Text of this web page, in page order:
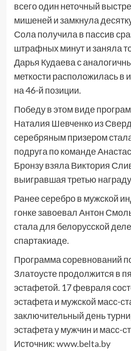
всего один неточный
мишеней и замкнула
Сола получила в пассив
штрафных минут и заняла
Дарья Кудаева с
меткости расположилась в
на 46-й позиции.
Победу в этом виде
Наталия Шевченко из
серебряным призером
подруга по команде
Бронзу взяла Виктория
выигравшая третью награду
Ранее серебро в мужской
гонке завоевал Антон
стала для белорусской
спартакиаде.
Программа соревнований
Златоусте продолжится в
эстафетой. 17 февраля
эстафета и мужской масс-
заключительный день
эстафета у мужчин и масс-
Источник:www.belta.by